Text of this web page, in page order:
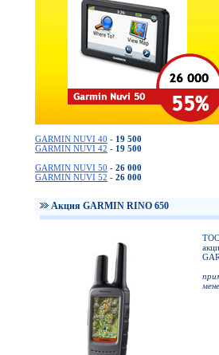
GARMIN NUVI 40 - 19 500
GARMIN NUVI 42 - 19 500
GARMIN NUVI 50 - 26 000
GARMIN NUVI 52 - 26 000
Акция GARMIN RINO 650
ТОО